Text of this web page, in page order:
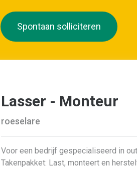
Spontaan solliciteren
Lasser - Monteur
roeselare
Voor een bedrijf gespecialiseerd in
Takenpakket: Last, monteert en herstelt metalen onderdelenZorgt ervoor dat alle onderdelen piekfijn en